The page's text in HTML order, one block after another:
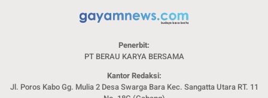
Penerbit:
PT BERAU KARYA BERSAMA
Kantor Redaksi:
Jl. Poros Kabo Gg. Mulia 2 Desa Swarga Bara Kec. Sangatta Utara RT. 11